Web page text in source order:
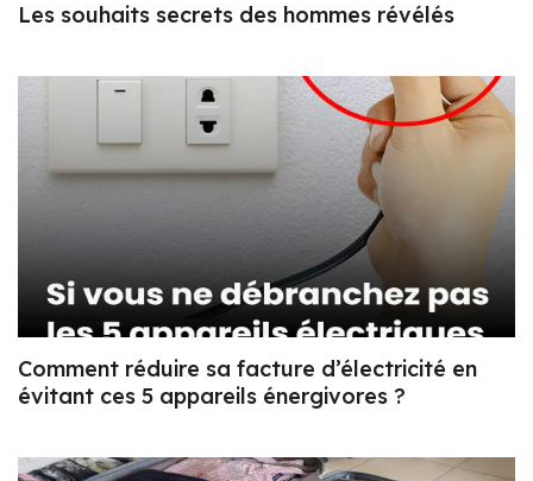
Les souhaits secrets des hommes révélés
Comment réduire sa facture d’électricité en
évitant ces 5 appareils énergivores ?